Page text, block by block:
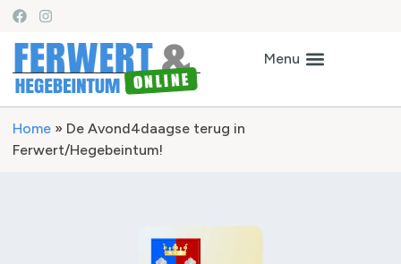
Home » De Avond4daagse terug in
Ferwert/Hegebeintum!